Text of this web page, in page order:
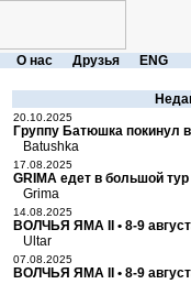
О нас Друзья ENG
20.10.2025
Группу Батюшка покинул
Batushka
17.08.2025
GRIMA едет в большой
Grima
14.08.2025
ВОЛЧЬЯ ЯМА II • 8-9
Ultar
07.08.2025
ВОЛЧЬЯ ЯМА II • 8-9